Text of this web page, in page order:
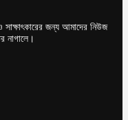
সাক্ষাৎকারের জন্য আমাদের নিউজ
নাগালে।